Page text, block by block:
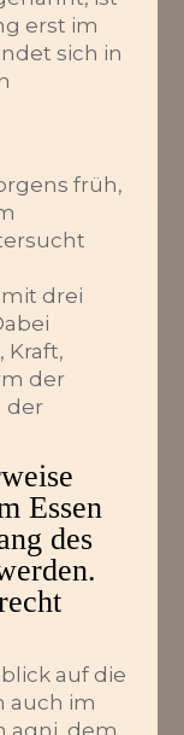
erst im
sich in
früh,
drei
Kraft,
der
der
Essen
des
auf die
auch im